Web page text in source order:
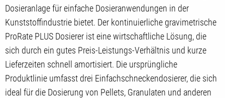
Dosieranlage für einfache Dosieranwendungen in der
Kunststoffindustrie bietet. Der kontinuierliche gravimetrische
ProRate PLUS Dosierer ist eine wirtschaftliche Lösung, die
sich durch ein gutes Preis-Leistungs-Verhältnis und kurze
Lieferzeiten schnell amortisiert. Die ursprüngliche
Produktlinie umfasst drei Einfachschneckendosierer, die sich
ideal für die Dosierung von Pellets, Granulaten und anderen